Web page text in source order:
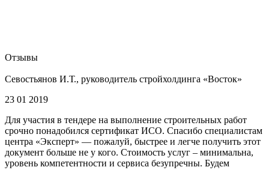
Отзывы
Севостьянов И.Т., руководитель стройхолдинга «Восток»
23 01 2019
Для участия в тендере на выполнение строительных работ
срочно понадобился сертификат ИСО. Спасибо специалистам
центра «Эксперт» — пожалуй, быстрее и легче получить этот
документ больше не у кого. Стоимость услуг – минимальна,
уровень компетентности и сервиса безупречны. Будем